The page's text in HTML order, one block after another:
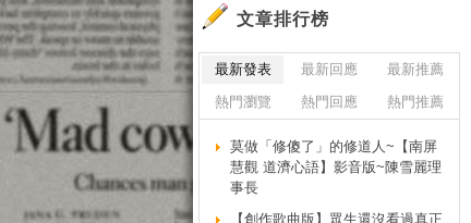
文章排行榜
最新發表 最新回應
最新推薦
熱門瀏覽
熱門回應 熱門推薦
莫做「修傻了」的修道人~【南屏
慧觀 道濟心語】影音版~陳雪麗理
事長
【創作歌曲版】眾生還沒看過真正